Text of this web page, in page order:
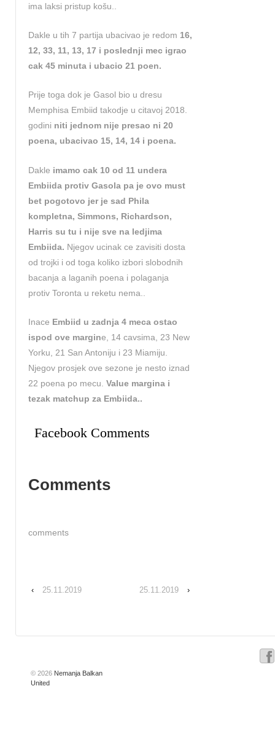
ima laksi pristup košu..
Dakle u tih 7 partija ubacivao je redom 16,
12, 33, 11, 13, 17 i poslednji mec igrao
cak 45 minuta i ubacio 21 poen.
Prije toga dok je Gasol bio u dresu
Memphisa Embiid takodje u citavoj 2018.
godini niti jednom nije presao ni 20
poena, ubacivao 15, 14, 14 i poena.
Dakle imamo cak 10 od 11 undera
Embiida protiv Gasola pa je ovo must
bet pogotovo jer je sad Phila
kompletna, Simmons, Richardson,
Harris su tu i nije sve na ledjima
Embiida. Njegov ucinak ce zavisiti dosta
od trojki i od toga koliko izbori slobodnih
bacanja a laganih poena i polaganja
protiv Toronta u reketu nema..
Inace Embiid u zadnja 4 meca ostao
ispod ove margine, 14 cavsima, 23 New
Yorku, 21 San Antoniju i 23 Miamiju.
Njegov prosjek ove sezone je nesto iznad
22 poena po mecu. Value margina i
tezak matchup za Embiida..
Facebook Comments
Comments
comments
‹ 25.11.2019 25.11.2019 ›
© 2026 Nemanja Balkan
United